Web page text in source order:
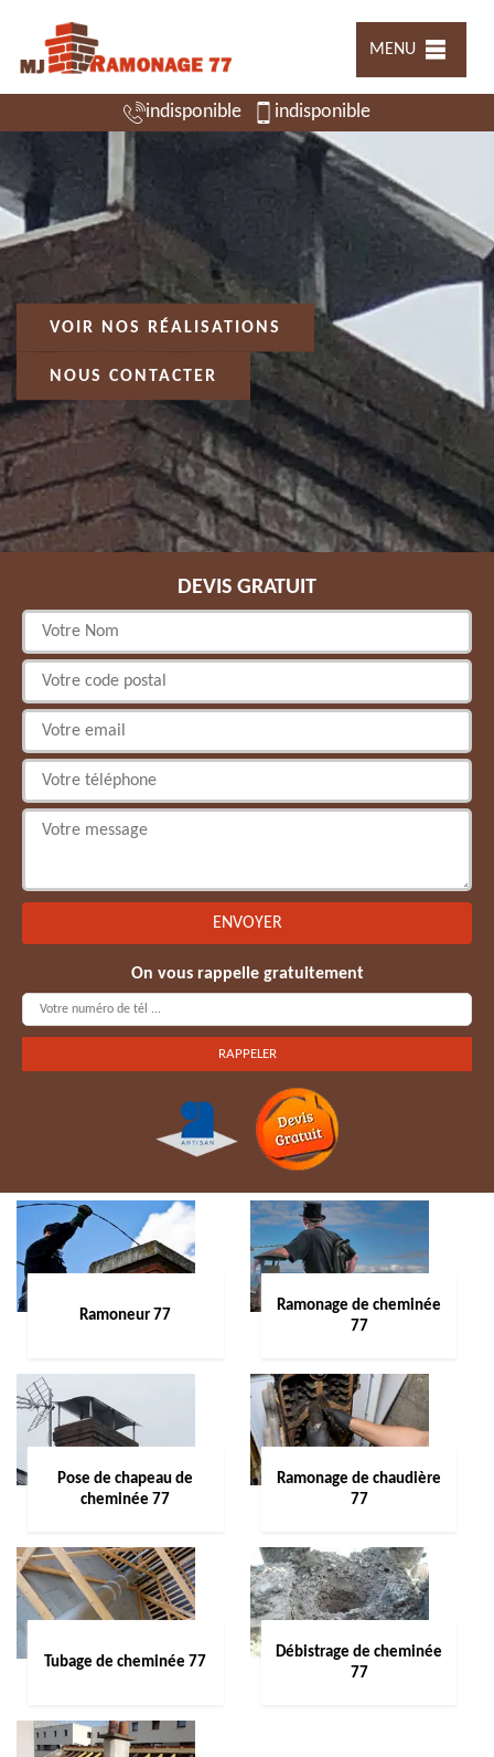
MENU
indisponible indisponible
VOIR NOS RÉALISATIONS
NOUS CONTACTER
DEVIS GRATUIT
On vous rappelle gratuitement
Ramoneur 77
Ramonage de cheminée
77
Pose de chapeau de
cheminée 77
Ramonage de chaudière
77
Tubage de cheminée 77
Débistrage de cheminée
77